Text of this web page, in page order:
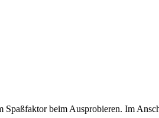
beim Ausprobieren. Im